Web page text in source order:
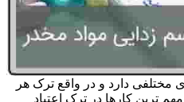
مختلفی دارد و در واقع ترک هر
ترین کارها در ترک اعتیاد